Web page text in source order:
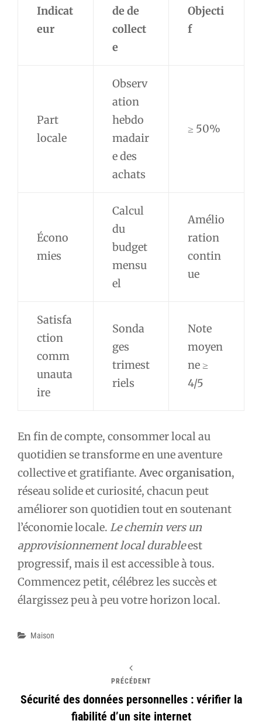
Indicat
eur
de de
collect
e
Objecti
f
Part
locale
Observ
ation
hebdo
madair
e des
achats
≥ 50%
Écono
mies
Calcul
du
budget
mensu
el
Amélio
ration
contin
ue
Satisfa
ction
comm
unauta
ire
Sonda
ges
trimest
riels
Note
moyen
ne ≥
4/5
En fin de compte, consommer local au
quotidien se transforme en une aventure
collective et gratifiante.Avec organisation,
réseau solide et curiosité, chacun peut
améliorer son quotidien tout en soutenant
l’économie locale. Le chemin vers un
approvisionnement local durableest
progressif, mais il est accessible à tous.
Commencez petit, célébrez les succès et
élargissez peu à peu votre horizon local.
Catégories
Maison
PRÉCÉDENT
Sécurité des données personnelles : vérifier la
fiabilité d’un site internet